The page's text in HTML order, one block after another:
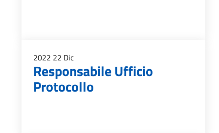
2022 22 Dic
Responsabile Ufficio
Protocollo